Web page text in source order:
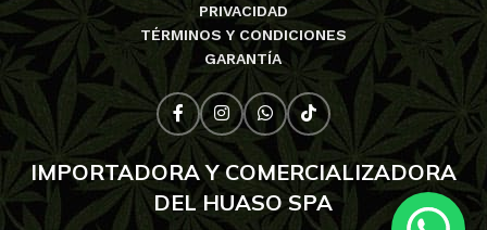
PRIVACIDAD
TÉRMINOS Y CONDICIONES
GARANTÍA
IMPORTADORA Y COMERCIALIZADORA
DEL HUASO SPA